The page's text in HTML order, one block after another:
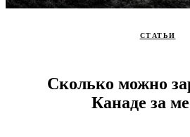
СТАТЬИ
Сколько можно
Канаде за